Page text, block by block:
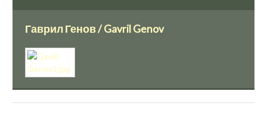
Гаврил Генов / Gavril Genov